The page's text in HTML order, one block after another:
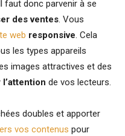
faut donc parvenir à se
des ventes. Vous
web responsive. Cela
les types appareils
images attractives et des
de vos lecteurs.
doubles et apporter
vos contenus pour